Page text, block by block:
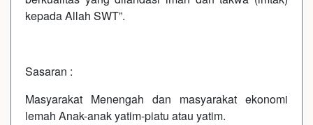
kepada Allah SWT”.
Sasaran :
Masyarakat Menengah dan masyarakat ekonomi
lemah Anak-anak yatim-piatu atau yatim.